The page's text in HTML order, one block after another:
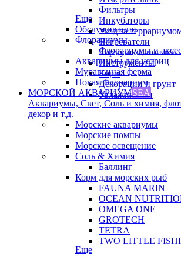
Фильтры
Инкубаторы
Уход за
Нагреватели
Кормушки, поилки
Инструменты
Корм
Декорации и грунт
Увлажнители
Еще
Обслуживание
Флорариумы
Флорариумы и
Аквариумы для устриц
Муравьиная ферма
Новая Флорариум
МОРСКОЙ АКВАРИУМSEA
Аквариумы, Свет, Соль и химия,
декор и т.д.
Морские аквариумы
Морские помпы
Морское освещение
Соль & Химия
Баллинг
Корм для морских рыб
FAUNA MARIN
OCEAN
OMEGA ONE
GROTECH
TETRA
TWO LITTLE
Еще